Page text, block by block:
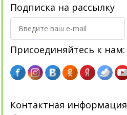
Подписка на рассылку
Присоединяйтесь к нам:
Контактная информация